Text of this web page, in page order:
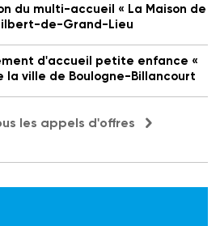
du multi-accueil « La Maison de
de-Grand-Lieu
d'accueil petite enfance «
la ville de Boulogne-Billancourt
les appels d'offres